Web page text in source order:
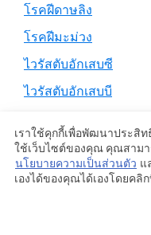
โรคฝีดาษลิง
โรคฝีมะม่วง
ไวรัสตับอักเสบซี
ไวรัสตับอักเสบบี
Copyright © 2026 ·
เราใช้คุกกี้เพื่อพัฒนาประสิ
ใช้เว็บไซต์ของคุณ คุณสามา
นโยบายความเป็นส่วนตัว แ
เองได้ของคุณได้เองโดยคลิ